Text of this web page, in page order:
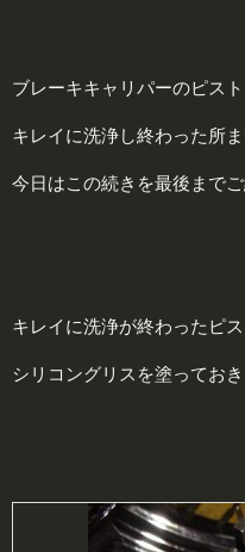
ブレーキキャリパーのピス
キレイに洗浄し終わった所ま
今日はこの続きを最後まで
キレイに洗浄が終わったピ
シリコングリスを塗っておき